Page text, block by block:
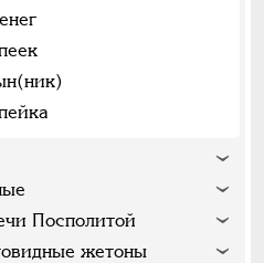
Посполитой
жетоны